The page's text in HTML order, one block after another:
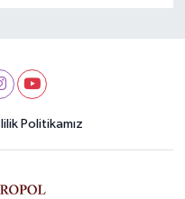
Politikamız